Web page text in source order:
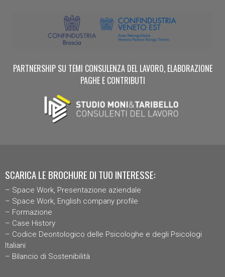
PARTNERSHIP SU TEMI CONSULENZA DEL LAVORO, ELABORAZIONE
PAGHE E CONTRIBUTI
SCARICA LE BROCHURE DI TUO INTERESSE:
– Space Work, Presentazione aziendale
– Space Work, English company profile
– Formazione
– Case History
– Codice Deontologico delle Psicologhe e degli Psicologi
Italiani
– Bilancio di Sostenibilità